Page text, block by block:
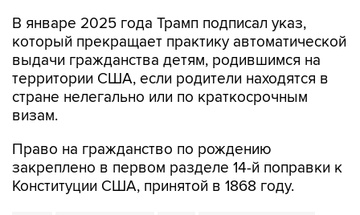
В январе 2025 года Трамп подписал указ,
который прекращает практику автоматической
выдачи гражданства детям, родившимся на
территории США, если родители находятся в
стране нелегально или по краткосрочным
визам.
Право на гражданство по рождению
закреплено в первом разделе 14-й поправки к
Конституции США, принятой в 1868 году.